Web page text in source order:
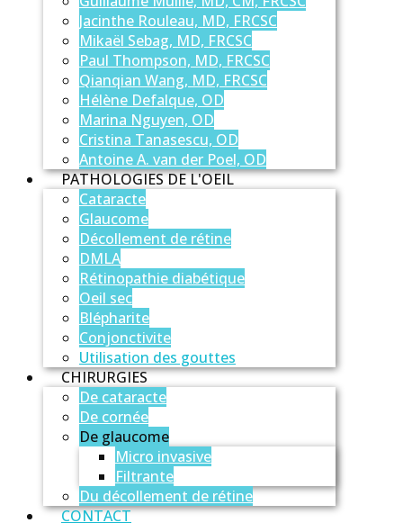
Jacinthe Rouleau, MD, FRCSC
Mikaël Sebag, MD, FRCSC
Paul Thompson, MD, FRCSC
Qianqian Wang, MD, FRCSC
Hélène Defalque, OD
Marina Nguyen, OD
Cristina Tanasescu, OD
Antoine A. van der Poel, OD
PATHOLOGIES DE L'OEIL
Cataracte
Glaucome
Décollement de rétine
DMLA
Rétinopathie diabétique
Oeil sec
Blépharite
Conjonctivite
Utilisation des gouttes
CHIRURGIES
De cataracte
De cornée
De glaucome
Micro invasive
Filtrante
Du décollement de rétine
CONTACT